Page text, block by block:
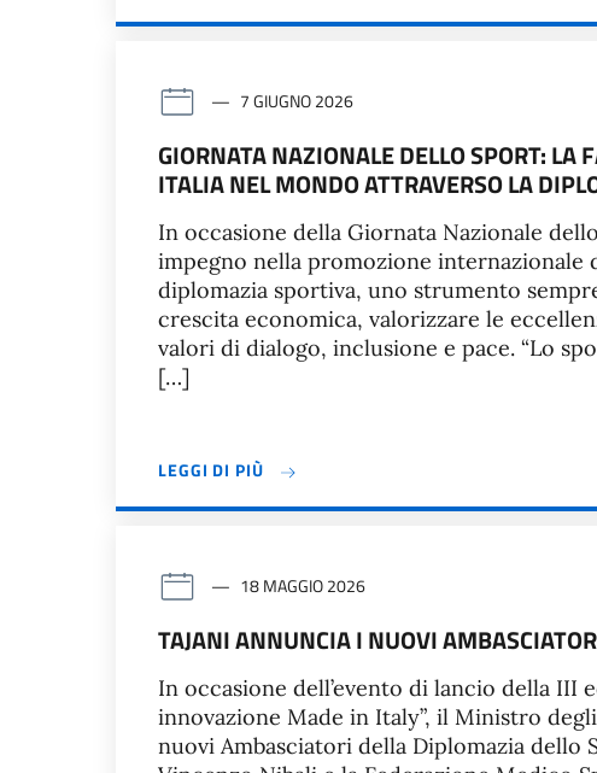
7 GIUGNO 2026
GIORNATA NAZIONALE DELLO SPORT:
ITALIA NEL MONDO ATTRAVERSO LA
In occasione della Giornata Nazionale
impegno nella promozione internazionale
diplomazia sportiva, uno strumento
crescita economica, valorizzare le
valori di dialogo, inclusione e pace. “Lo
[…]
LEGGI DI PIÙ
18 MAGGIO 2026
TAJANI ANNUNCIA I NUOVI
In occasione dell’evento di lancio della III
innovazione Made in Italy”, il Ministro
nuovi Ambasciatori della Diplomazia